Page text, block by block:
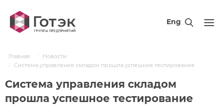
Eng
Главная
Новости
Система управления складом прошла успешное тестирование
Система управления складом
прошла успешное тестирование